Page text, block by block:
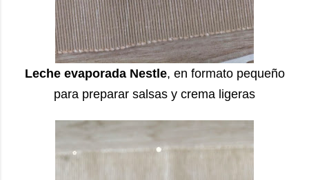
Leche evaporada Nestle, en formato pequeño
para preparar salsas y crema ligeras